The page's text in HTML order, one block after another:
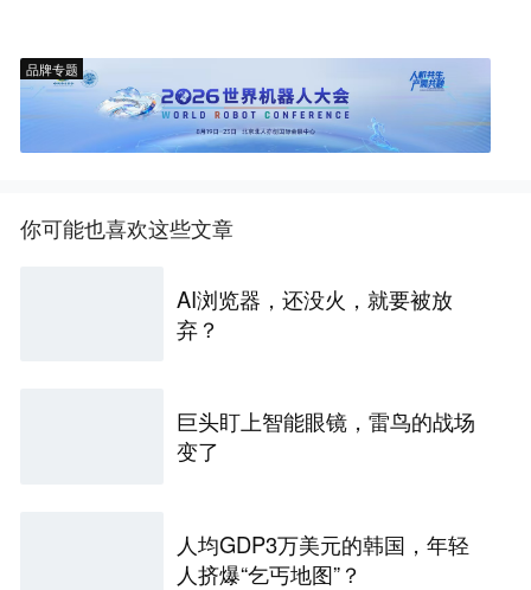
品牌专题
你可能也喜欢这些文章
AI浏览器，还没火，就要被放
弃？
巨头盯上智能眼镜，雷鸟的战场
变了
人均GDP3万美元的韩国，年轻
人挤爆“乞丐地图”？